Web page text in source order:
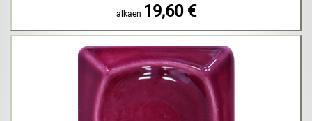
alkaen 19,60 €